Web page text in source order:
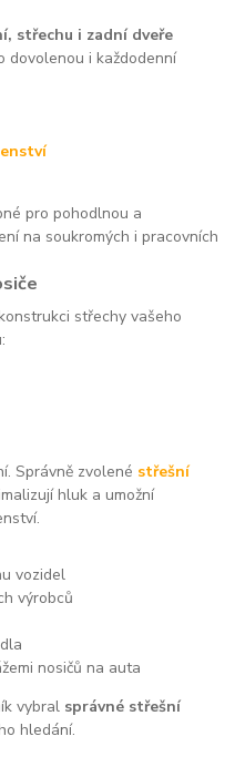
střechu i zadní dveře
dovolenou i každodenní
pro pohodlnou a
na soukromých i pracovních
střechy vašeho
Správně zvolené střešní
hluk a umožní
vozidel
výrobců
nosičů na auta
vybral správné střešní
hledání.